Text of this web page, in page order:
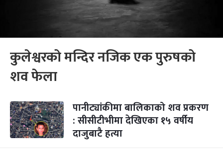
कुलेश्वरको मन्दिर नजिक एक पुरुषको
शव फेला
पानीट्यांकीमा बालिकाको शव प्रकरण
: सीसीटीभीमा देखिएका १५ वर्षीय
दाजुबाटै हत्या